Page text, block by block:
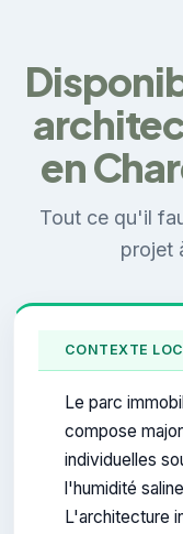
en
Tout ce qu'il
projet
CONTEXTE
Le parc
compose
individuelles
l'humidité
L'architecture